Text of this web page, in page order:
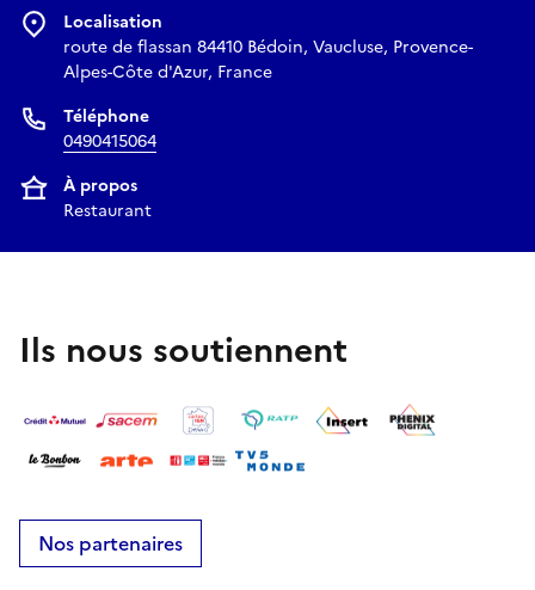
Localisation
route de flassan 84410 Bédoin, Vaucluse, Provence-
Alpes-Côte d'Azur, France
Téléphone
0490415064
À propos
Restaurant
Ils nous soutiennent
Nos partenaires